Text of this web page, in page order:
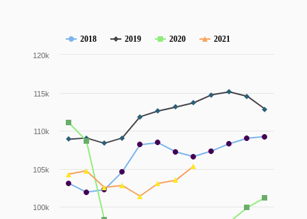
2018 2019 2020 2021
100k
105k
110k
115k
120k